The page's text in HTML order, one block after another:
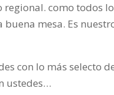
como todos
mesa. Es
con lo más selecto
ustedes…